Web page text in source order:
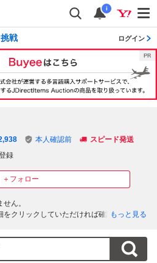
i
戦 ログイン
＋フォロー
本人確認前
スピード発送
録
ん。
クリックしていただければ確認できま
送方法以外では発送はできません。
認と発送の準備。
います。
もっと見る